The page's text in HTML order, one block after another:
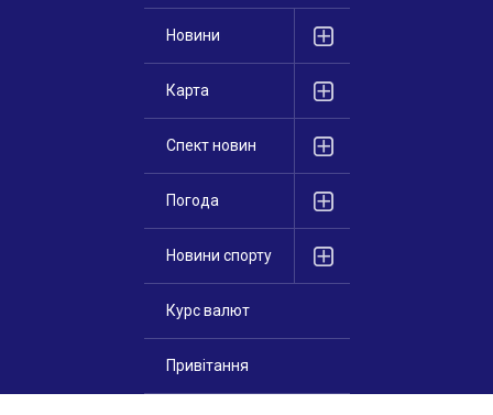
Новини
Карта
Спект новин
Погода
Новини спорту
Курс валют
Привітання